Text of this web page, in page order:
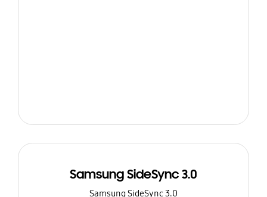
Samsung SideSync 3.0
Samsung SideSync 3.0